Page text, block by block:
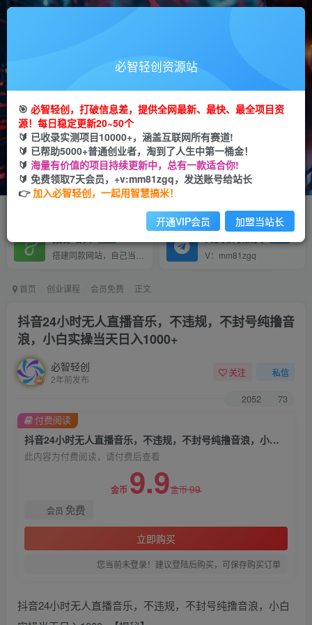
打破信息差，挖到第一桶金从必智轻创开始
轻创业+轻投资+轻松赚
全网首发 每日更新！
输入关键词搜索
VIP推广
80%
会员专属推广链接
VIP交流 群聊
V：mm81zgq
首页 创业课程 会员免费 正文
抖音24小时无人直播音乐，不违规，不封号纯撸音
浪，小白实操当天日入1000+
必智轻创
2年前发布
关注 私信
2052 73
抖音24小时无人直播音乐，不违规，不封号纯撸音浪，小白实操当天日入1000+
此内容为付费阅读，请付费后查看
金币 9.9金币99
会员 免费
立即购买
您当前未登录！建议登陆后购买，可保存购买订单
付费阅读
抖音24小时无人直播音乐，不违规，不封号纯撸音浪，小白
必智轻创资源站
🎯 必智轻创，打破信息差，提供全网最新、最快、最全项目资
源！每日稳定更新20~50个
🔰 已收录实测项目10000+，涵盖互联网所有赛道!
🔰 已帮助5000+普通创业者，淘到了人生中第一桶金！
🔰 海量有价值的项目持续更新中，总有一款适合你!
🔰 免费领取7天会员，+v:mm81zgq，发送账号给站长
👉加入必智轻创，一起用智慧搞米！
开通VIP会员 加盟当站长